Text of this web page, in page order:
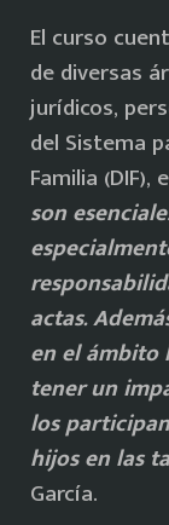
El curso
de diversas
jurídicos,
del Sistema
Familia
son
actas.
en el ámbito
tener un
los
hijos en las
García.